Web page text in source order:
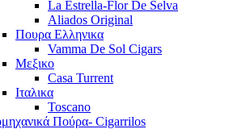
La Estrella-Flor De Selva
Aliados Original
Πουρα Ελληνικα
Vamma De Sol Cigars
Μεξικο
Casa Turrent
Ιταλικα
Toscano
Πούρα- Cigarrilos